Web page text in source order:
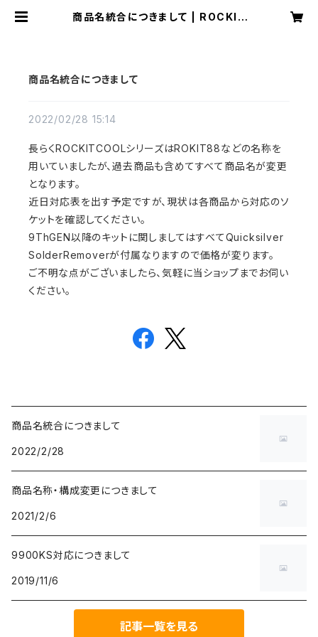
商品名統合につきまして | ROCKIT
商品名統合につきまして
2022/02/28 15:14
長らくROCKITCOOLシリーズはROKIT88などの名称を
用いていましたが、過去商品も含めてすべて商品名が変更
となります。
近日対応表を出す予定ですが、現状は各商品から対応のソ
ケットを確認してください。
9ThGEN以降のキットに関しましてはすべてQuicksilver
SolderRemoverが付属なりますので価格が変ります。
ご不明な点がございましたら、気軽に当ショップまでお伺い
ください。
商品名統合につきまして
2022/2/28
商品名称・構成変更につきまして
2021/2/6
9900KS対応につきまして
2019/11/6
記事一覧を見る